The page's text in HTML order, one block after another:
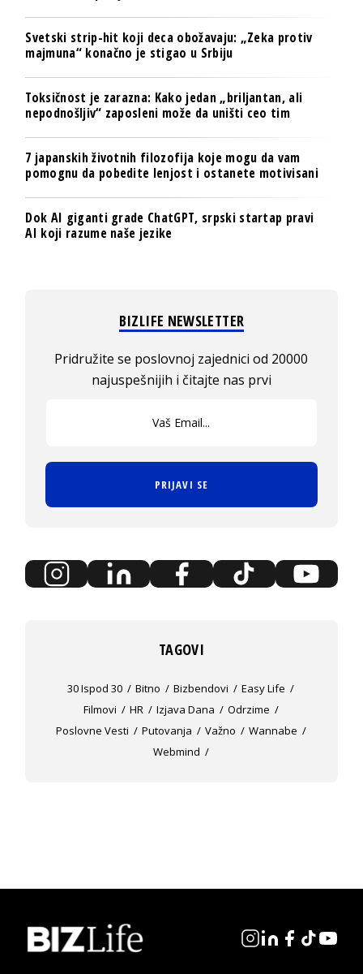
Svetski strip-hit koji deca obožavaju: „Zeka protiv
majmuna“ konačno je stigao u Srbiju
Toksičnost je zarazna: Kako jedan „briljantan, ali
nepodnošljiv“ zaposleni može da uništi ceo tim
7 japanskih životnih filozofija koje mogu da vam
pomognu da pobedite lenjost i ostanete motivisani
Dok AI giganti grade ChatGPT, srpski startap pravi
AI koji razume naše jezike
BIZLIFE NEWSLETTER
Pridružite se poslovnoj zajednici od 20000
najuspešnijih i čitajte nas prvi
PRIJAVI SE
TAGOVI
30 Ispod 30 Bitno Bizbendovi
Easy Life
Filmovi
HR Izjava Dana
Odrzime
Poslovne Vesti
Putovanja Važno
Wannabe
Webmind